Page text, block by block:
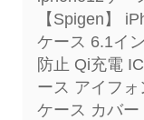
【Spigen】
ケース 6.1イ
防止 Qi充電
ース アイフ
ケース カバ